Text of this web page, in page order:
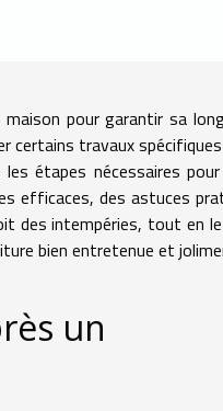
pour garantir sa
certains travaux
étapes nécessaires
efficaces, des astuces
des intempéries, tout en
bien entretenue et
un